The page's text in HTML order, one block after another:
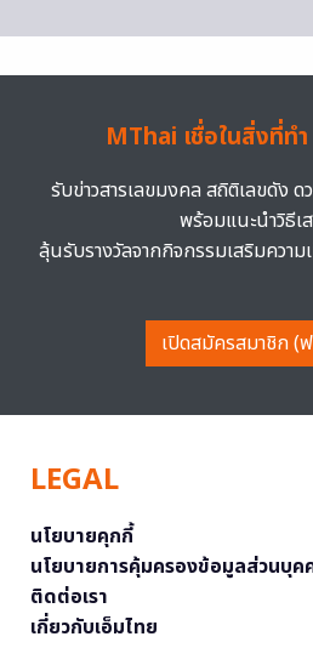
MThai เชื่อในสิ่งที่ท
รับข่าวสารเลขมงคล สถิติเลขดัง ด
พร้อมแนะนำวิธีเ
ลุ้นรับรางวัลจากกิจกรรมเสริมควา
เปิดสมัครสมาชิก (
LEGAL
นโยบายคุกกี้
นโยบายการคุ้มครองข้อมูลส่วนบุค
ติดต่อเรา
เกี่ยวกับเอ็มไทย